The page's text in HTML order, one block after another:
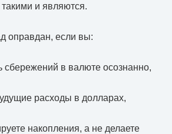
и являются.
оправдан, если вы:
сбережений в валюте осознанно,
расходы в долларах,
накопления, а не делаете